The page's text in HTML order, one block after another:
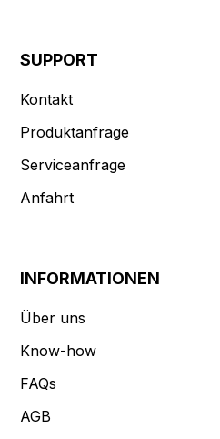
SUPPORT
Kontakt
Produktanfrage
Serviceanfrage
Anfahrt
INFORMATIONEN
Über uns
Know-how
FAQs
AGB